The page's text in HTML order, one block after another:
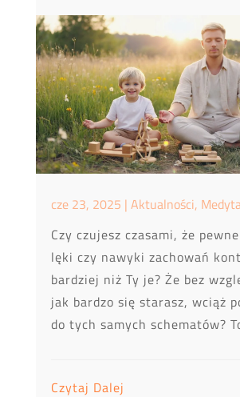
cze 23, 2025 | Aktualności,
Czy czujesz czasami, że
lęki czy nawyki zachowań
bardziej niż Ty je? Że bez
jak bardzo się starasz, wciąż
do tych samych schematów?
Czytaj Dalej